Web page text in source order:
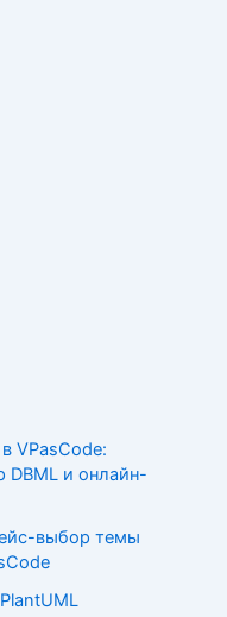
VPasCode:
DBML и онлайн-
выбор темы